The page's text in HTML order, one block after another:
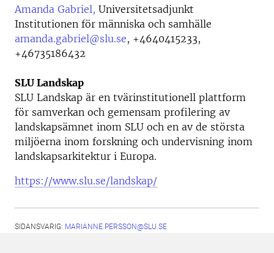
Amanda Gabriel, Universitetsadjunkt
Institutionen för människa och samhälle
amanda.gabriel@slu.se, +4640415233,
+46735186432
SLU Landskap
SLU Landskap är en tvärinstitutionell plattform
för samverkan och gemensam profilering av
landskapsämnet inom SLU och en av de största
miljöerna inom forskning och undervisning inom
landskapsarkitektur i Europa.
https://www.slu.se/landskap/
SIDANSVARIG: MARIANNE.PERSSON@SLU.SE